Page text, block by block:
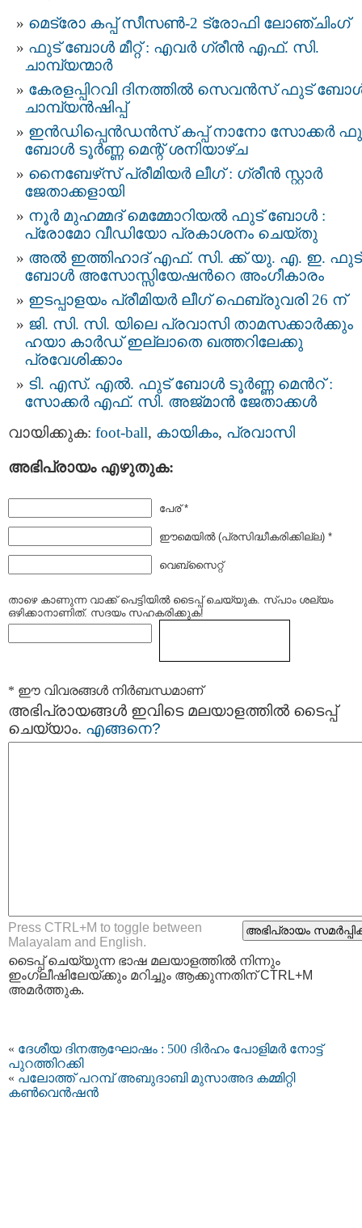
മെട്രോ കപ്പ് സീസൺ-2 ട്രോഫി ലോഞ്ചിംഗ്
ഫുട് ബോൾ മീറ്റ് : എവർ ഗ്രീൻ എഫ്. സി.
ചാമ്പ്യന്മാർ
കേരളപ്പിറവി ദിനത്തില്‍ സെവന്‍സ് ഫുട്‌
ചാമ്പ്യന്‍ഷിപ്പ്
ഇൻഡിപ്പെൻഡൻസ് കപ്പ് നാനോ സോക്കർ
ബോൾ ടൂർണ്ണ മെന്റ് ശനിയാഴ്ച
നൈബേഴ്‌സ് പ്രീമിയർ ലീഗ് : ഗ്രീൻ സ്റ്റാർ
ജേതാക്കളായി
നൂർ മുഹമ്മദ് മെമ്മോറിയൽ ഫുട് ബോൾ :
പ്രോമോ വീഡിയോ പ്രകാശനം ചെയ്തു
അൽ ഇത്തിഹാദ് എഫ്. സി. ക്ക് യു. എ. ഇ. ഫുട്
ബോള്‍ അസോസ്സിയേഷന്‍റെ അംഗീകാരം
ഇടപ്പാളയം പ്രീമിയർ ലീഗ് ഫെബ്രുവരി 26 ന്
ജി. സി. സി. യിലെ പ്രവാസി താമസക്കാര്‍ക്കും
ഹയാ കാര്‍ഡ് ഇല്ലാതെ ഖത്തറിലേക്കു
പ്രവേശിക്കാം
ടി. എസ്. എൽ. ഫുട്‍ ബോൾ ടൂർണ്ണ മെന്‍റ് :
സോക്കർ എഫ്. സി. അജ്‌മാൻ ജേതാക്കള്‍
വായിക്കുക: foot-ball, കായികം, പ്രവാസി
അഭിപ്രായം എഴുതുക:
പേര് *
ഈമെയില്‍ (പ്രസിദ്ധീകരിക്കില്ല) *
വെബ്സൈറ്റ്
താഴെ കാണുന്ന വാക്ക് പെട്ടിയില്‍ ടൈപ്പ്‌ ചെയ്യുക. സ്പാം ശല്യം
ഒഴിക്കാനാണിത്. സദയം സഹകരിക്കുക!
* ഈ വിവരങ്ങള്‍ നിര്‍ബന്ധമാണ്
അഭിപ്രായങ്ങള്‍ ഇവിടെ മലയാളത്തില്‍ ടൈപ്പ്
ചെയ്യാം. എങ്ങനെ?
Press CTRL+M to toggle between
Malayalam and English.
ടൈപ്പ്‌ ചെയ്യുന്ന ഭാഷ മലയാളത്തില്‍ നിന്നും
ഇംഗ്ലീഷിലേയ്ക്കും മറിച്ചും ആക്കുന്നതിന് CTRL+M
അമര്‍ത്തുക.
« ദേശീയ ദിനആഘോഷം : 500 ദിർഹം പോളിമർ നോട്ട്
പുറത്തിറക്കി
« പലോത്ത് പറമ്പ് അബുദാബി മുസാഅദ കമ്മിറ്റി
കൺവെൻഷൻ